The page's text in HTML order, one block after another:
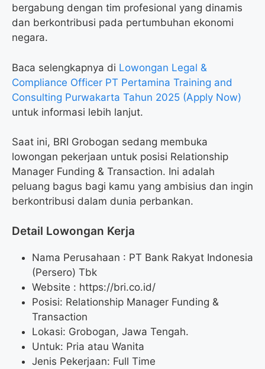
bergabung dengan tim profesional yang dinamis
dan berkontribusi pada pertumbuhan ekonomi
negara.
Baca selengkapnya di Lowongan Legal &
Compliance Officer PT Pertamina Training and
Consulting Purwakarta Tahun 2025 (Apply Now)
untuk informasi lebih lanjut.
Saat ini, BRI Grobogan sedang membuka
lowongan pekerjaan untuk posisi Relationship
Manager Funding & Transaction. Ini adalah
peluang bagus bagi kamu yang ambisius dan ingin
berkontribusi dalam dunia perbankan.
Detail Lowongan Kerja
Nama Perusahaan : PT Bank Rakyat Indonesia
(Persero) Tbk
Website : https://bri.co.id/
Posisi: Relationship Manager Funding &
Transaction
Lokasi: Grobogan, Jawa Tengah.
Untuk: Pria atau Wanita
Jenis Pekerjaan: Full Time